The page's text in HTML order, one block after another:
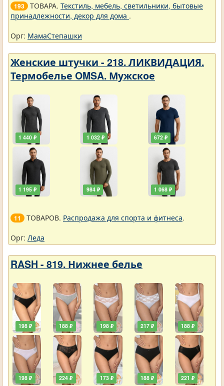
193 ТОВАРА. Текстиль, мебель, светильники, бытовые
принадлежности, декор для дома .
Орг: МамаСтепашки
Женские штучки - 218. ЛИКВИДАЦИЯ.
Термобелье OMSA. Мужское
1 440 ₽
1 195 ₽
1 032 ₽
984 ₽
672 ₽
1 068 ₽
11 ТОВАРОВ. Распродажа для спорта и фитнеса.
Орг: Леда
RASH - 819. Нижнее белье
198 ₽
198 ₽
188 ₽
224 ₽
198 ₽
173 ₽
217 ₽
188 ₽
188 ₽
221 ₽